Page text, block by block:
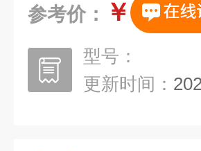
参考价： ￥
型号：
更新时间：